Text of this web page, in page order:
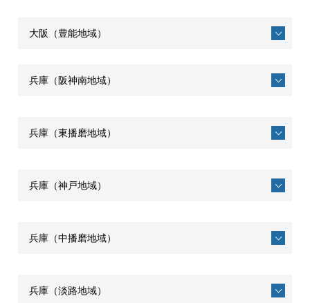
大阪（豊能地域）
兵庫（阪神南地域）
兵庫（東播磨地域）
兵庫（神戸地域）
兵庫（中播磨地域）
兵庫（淡路地域）